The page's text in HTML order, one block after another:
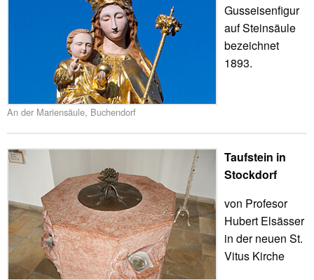
An der Mariensäule, Buchendorf
Gusseisenfigur
auf Steinsäule
bezeichnet
1893.
Taufstein in
Stockdorf
von Profesor
Hubert Elsässer
in der neuen St.
Vitus Kirche